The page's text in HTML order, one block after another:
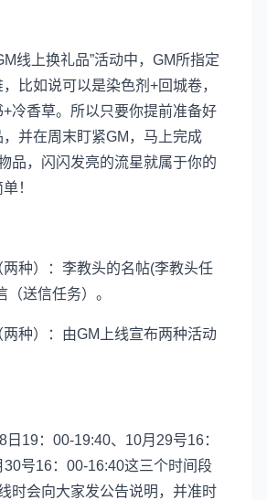
线上换礼品”活动中，GM所指定
比如说可以是染色剂+回城卷，
冷香草。所以只要你提前准备好
并在周末盯紧GM，马上完成
品，闪闪发亮的流星就属于你的
！
种）：李教头的名帖(李教头任
（送信任务）。
种）：由GM上线宣布两种活动
日19：00-19:40、10月29号16：
号16：00-16:40这三个时间段
时会向大家发公告说明，并准时